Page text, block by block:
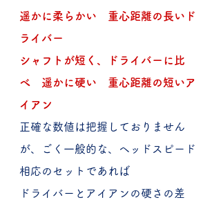
遥かに柔らかい　重心距離の長いド
ライバー
シャフトが短く、ドライバーに比
べ　遥かに硬い　重心距離の短いア
イアン
正確な数値は把握しておりません
が、ごく一般的な、ヘッドスピード
相応のセットであれば
ドライバーとアイアンの硬さの差